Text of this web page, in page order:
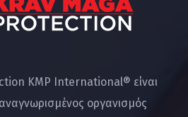
KMP International® είναι
οργανισμός